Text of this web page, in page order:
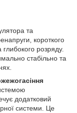
та
короткого
розряду.
стабільно та
додатковий
системи. Це